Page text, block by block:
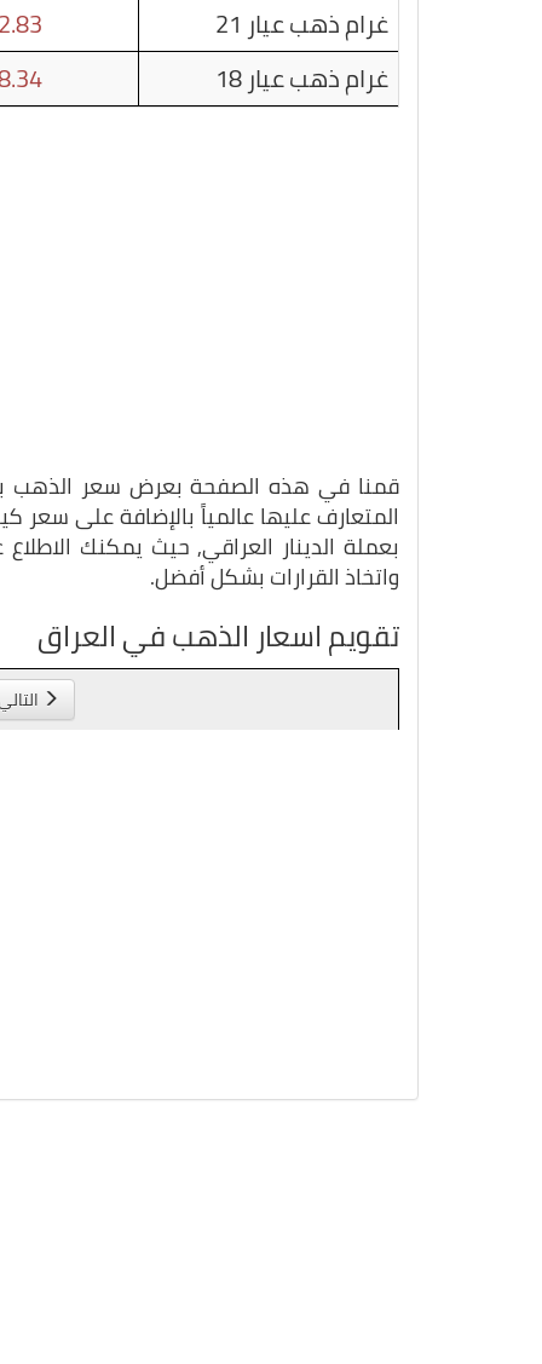
غرام ذهب عيار 21
غرام ذهب عيار 18
قمنا في هذه الصفحة بعرض سعر الذهب بتاريخ 31-10-
المتعارف عليها عالمياً بالإضافة على سعر
بعملة الدينار العراقي, حيث يمكنك
واتخاذ القرارات بشكل أفضل.
تقويم اسعار الذهب في العراق